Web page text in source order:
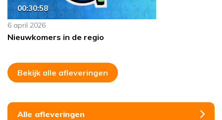
00:30:58
6 april 2026
Nieuwkomers in de regio
Bekijk alle afleveringen
Alle afleveringen